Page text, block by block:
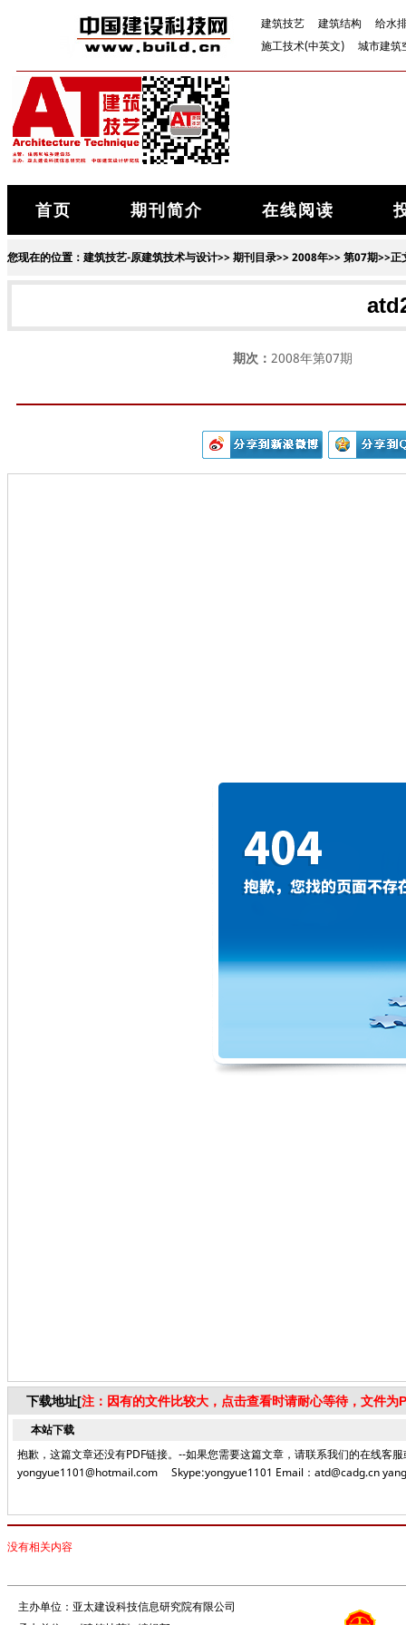
建筑技艺 建筑结构
给水
施工技术(中英文)
城市建筑
首页 期刊简介 在线阅读
您现在的位置： 建筑技艺-原建筑技术与设计>>期刊目录>>2008年>>第07期>>正
期次： 2008年第07期
下载地址[注：因有的文件比较大，点击查看时请耐心等待，文件为
本站下载
抱歉，这篇文章还没有PDF链接。--如果您需要这篇文章，请联系我们的在线
yongyue1101@hotmail.com Skype:yongyue1101 Email：atd@cadg.cn
没有相关内容
主办单位：亚太建设科技信息研究院有限公司